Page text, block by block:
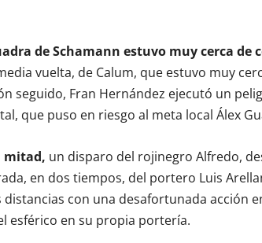
de Schamann estuvo muy cerca de
vuelta, de Calum, que estuvo muy
seguido, Fran Hernández ejecutó un
que puso en riesgo al meta local Álex
mitad, un disparo del rojinegro Alfredo,
en dos tiempos, del portero Luis
distancias con una desafortunada acción
esférico en su propia portería.